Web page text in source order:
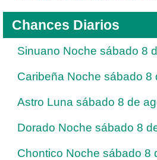
Chances Diarios
Sinuano Noche sábado 8
Caribeña Noche sábado 8
Astro Luna sábado 8 de
Dorado Noche sábado 8
Chontico Noche sábado 8